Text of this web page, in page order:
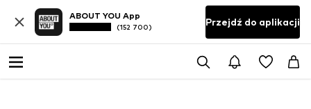
ABOUT YOU App
(152 700) Przejdź do aplikacji